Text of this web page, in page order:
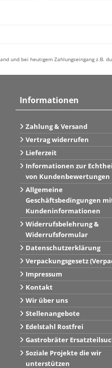
und bei heutigem Zahlungseingang z.B.
Informationen
Zahlung & Versand
Vertrag widerrufen
Lieferzeit
Informationen zur
von Kundenbewertungen
Allgemeine
Geschäftsbedingungen
Kundeninformationen
Widerrufsbelehrung &
Widerrufsformular
Datenschutzerklärung
Verpackungsgesetz
Impressum
Kontakt
Wir über uns
Stellenangebote
Edelstahl Rostfrei
Gastrobräter
Soziale Projekte die wir
unterstützen